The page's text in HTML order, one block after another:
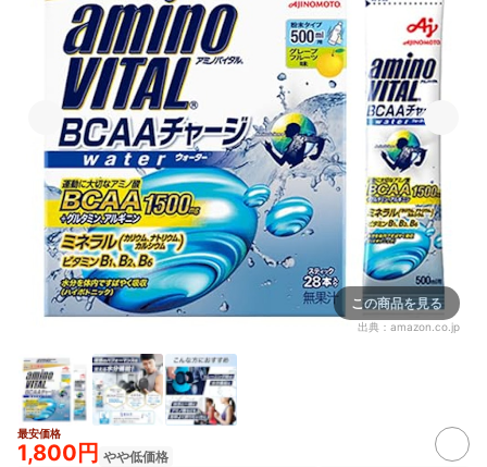
この商品を見る
出典： amazon.co.jp
最安価格
1,800円 やや低価格